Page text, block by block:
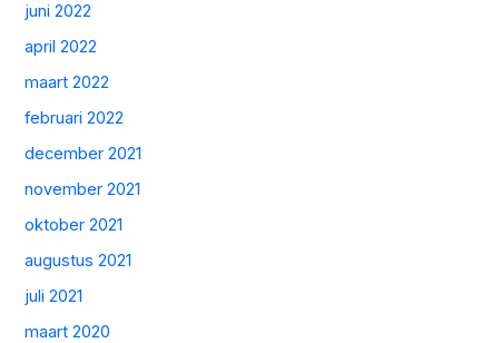
juni 2022
april 2022
maart 2022
februari 2022
december 2021
november 2021
oktober 2021
augustus 2021
juli 2021
maart 2020